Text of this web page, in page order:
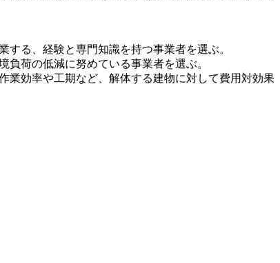
る、経験と専門知識を持つ事業者を選ぶ。
荷の低減に努めている事業者を選ぶ。
業効率や工期など、解体する建物に対して費用対効果